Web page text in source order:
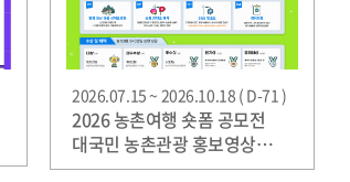
2026.07.15 ~ 2026.10.18 ( D-71 )
2026 농촌여행 숏폼 공모전
대국민 농촌관광 홍보영상
경진대회